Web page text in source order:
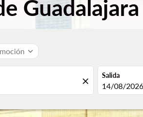
expand_more
close
Salida
fc-booking-
14/08/2026